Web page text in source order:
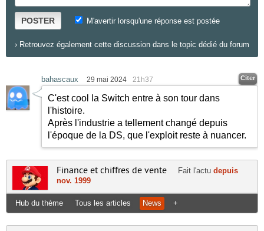
POSTER M'avertir lorsqu'une réponse est postée
› Retrouvez également cette discussion dans le topic dédié du forum
bahascaux 29 mai 2024 21h37 Citer
C'est cool la Switch entre à son tour dans
l'histoire.
Après l'industrie a tellement changé depuis
l'époque de la DS, que l'exploit reste à nuancer.
Finance et chiffres de vente Fait l'actu depuis
nov. 1999
Hub du thème Tous les articles News +